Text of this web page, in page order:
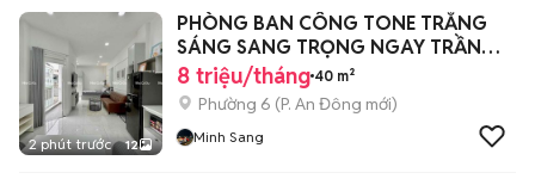
2 phút trước 12
PHÒNG BAN CÔNG TONE TRẮNG
SÁNG SANG TRỌNG NGAY TRẦN
HƯNG ĐẠO
8 triệu/tháng 40 m²
Phường 6 (P. An Đông mới)
Minh Sang